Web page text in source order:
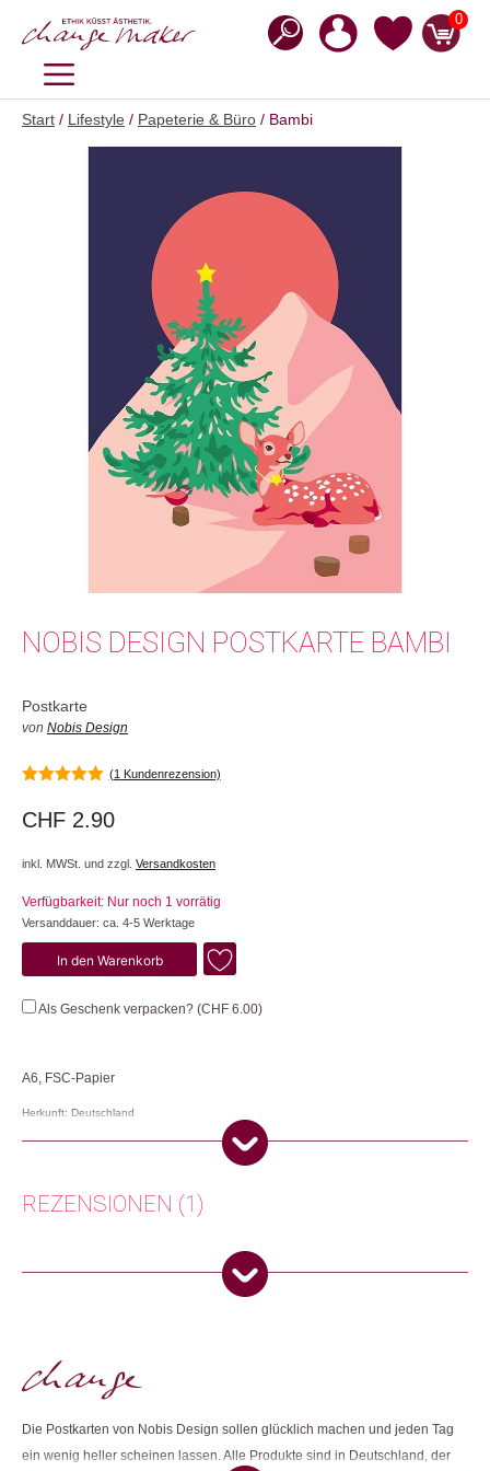
Inhalt
0
MENÜ
Start / Lifestyle / Papeterie & Büro / Bambi
NOBIS DESIGN POSTKARTE BAMBI
Postkarte
von Nobis Design
(1 Kundenrezension)
CHF 2.90
inkl. MWSt. und zzgl. Versandkosten
Verfügbarkeit: Nur noch 1 vorrätig
Versanddauer: ca. 4-5 Werktage
Bambi
Menge
In den Warenkorb
Als Geschenk verpacken? (CHF 6.00)
A6, FSC-Papier
Herkunft: Deutschland
Artikelnummer: 107269.77
Weihnachtsgeschenke 🎁
Dieses Produkt weiterempfehlen:
REZENSIONEN (1)
(Verifizierter Käufer)
Nur angemeldete Kunden, die dieses Produkt gekauft haben,
Die Postkarten von Nobis Design sollen glücklich machen und jeden Tag
ein wenig heller scheinen lassen. Alle Produkte sind in Deutschland, der